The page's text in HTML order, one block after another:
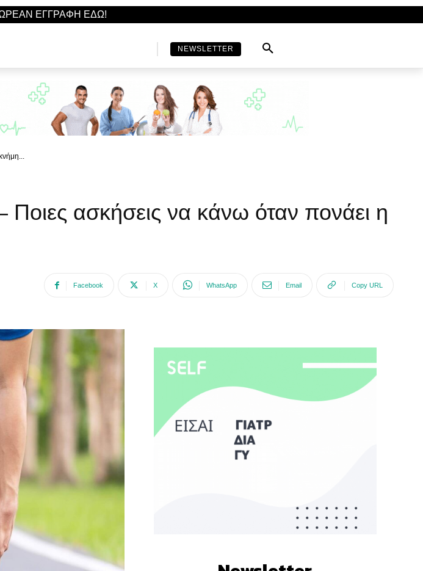
ΕΓΓΡΑΦΗ ΕΔΩ!
NEWSLETTER
Ποιες ασκήσεις να κάνω όταν πονάει η
Facebook X WhatsApp Email Copy URL